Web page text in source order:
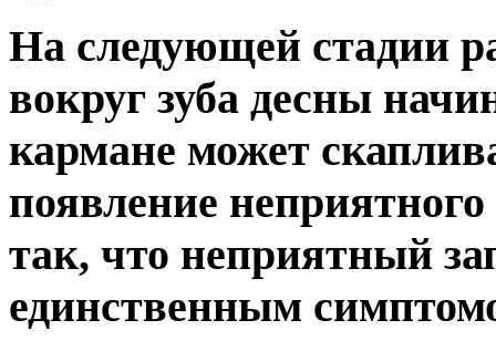
На следующей стадии
вокруг зуба десны
кармане может
появление
так, что неприятный
единственным